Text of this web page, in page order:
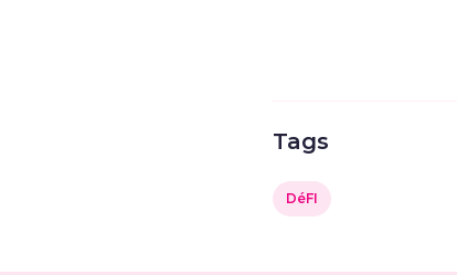
Tags
DéFI